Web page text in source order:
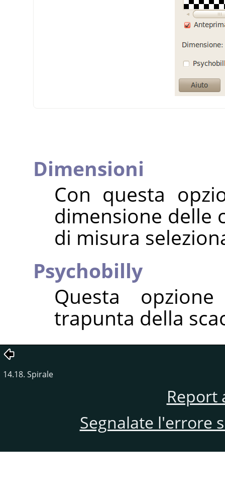
Dimensioni
Con questa
dimensione delle
di misura
Psychobilly
Questa
trapunta della
14.18. Spirale
Report
Segnalate l'errore